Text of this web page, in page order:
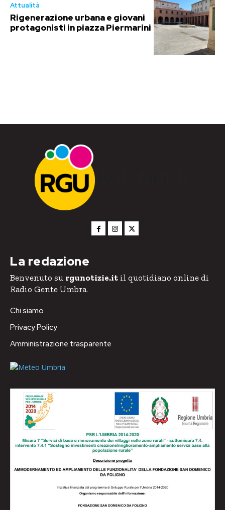
Attualità
Rigenerazione urbana e giovani
protagonisti in piazza Piermarini
RGU Notizie
La redazione
Benvenuto su rgunotizie.it il quotidiano online di
Radio Gente Umbra.
Chi siamo
Privacy Policy
Amministrazione trasparente